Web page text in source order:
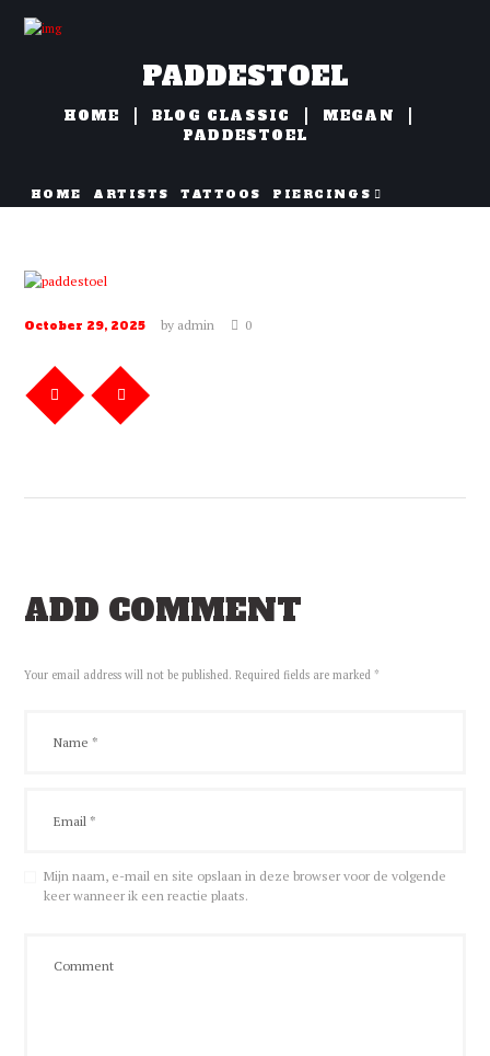
HOME ARTISTS TATTOOS
PIERCINGS
PADDESTOEL
HOME BLOG CLASSIC
MEGAN
PADDESTOEL
October 29, 2025 by admin 0
ADD COMMENT
Your email address will not be published. Required fields are marked *
Mijn naam, e-mail en site opslaan in deze browser voor de volgende
keer wanneer ik een reactie plaats.